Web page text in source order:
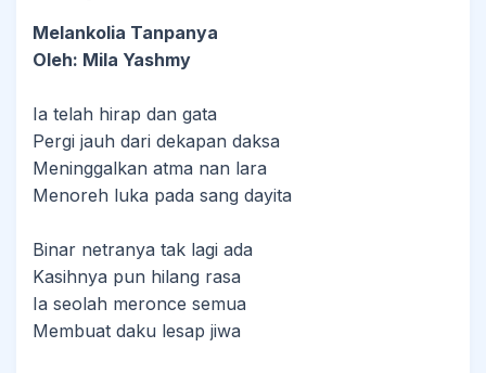
Melankolia Tanpanya
Oleh: Mila Yashmy
Ia telah hirap dan gata
Pergi jauh dari dekapan daksa
Meninggalkan atma nan lara
Menoreh luka pada sang dayita
Binar netranya tak lagi ada
Kasihnya pun hilang rasa
Ia seolah meronce semua
Membuat daku lesap jiwa